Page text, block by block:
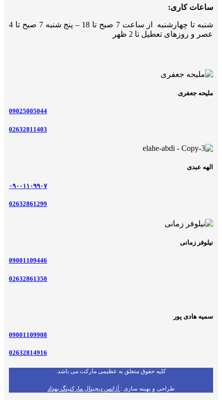
ساعات کاری:
شنبه تا چهارشنبه از ساعت 7 صبح تا 18 – پنج شنبه 7 صبح تا 4
عصر و روزهای تعطیل تا 2 ظهر
ملیحه جعفری
09025005044
02632811403
الهه عبدی
۰۹۰۰۱۱۰۹۹۰۷
02632861299
نیلوفر زمانی
09001109446
02632861350
سمیه هادی پور
09001109908
02632814916
کلیه حقوق متعلق به عظیمی مارکت می باشد.
طراحی و بهینه سازی : آژانس دیجیتال مارکتینگ بهداد